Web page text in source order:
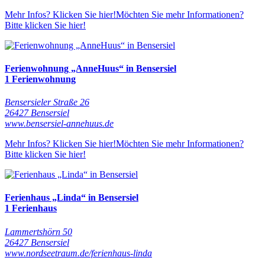
Mehr Infos? Klicken Sie hier!Möchten Sie mehr Informationen?
Bitte klicken Sie hier!
Ferienwohnung „AnneHuus“ in Bensersiel
1 Ferienwohnung
Bensersieler Straße 26
26427 Bensersiel
www.bensersiel-annehuus.de
Mehr Infos? Klicken Sie hier!Möchten Sie mehr Informationen?
Bitte klicken Sie hier!
Ferienhaus „Linda“ in Bensersiel
1 Ferienhaus
Lammertshörn 50
26427 Bensersiel
www.nordseetraum.de/ferienhaus-linda